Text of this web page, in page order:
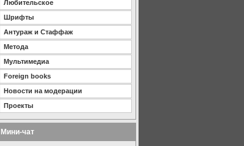
Любительское
Шрифты
Антураж и Стаффаж
Метода
Мультимедиа
Foreign books
Новости на модерации
Проекты
Мини-чат